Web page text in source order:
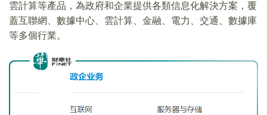
雲計算等產品，為政府和企業提供各類信息化解決方案，覆
蓋互聯網、數據中心、雲計算、金融、電力、交通、數據庫
等多個行業。